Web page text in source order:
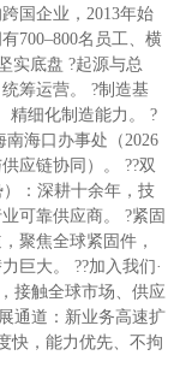
国企业，2013年始
700–800名员工、横
实底盘 ?起源与总
筹运营。 ?制造基
精细化制造能力。 ?
海口办事处（2026
应链协同）。 ??双
：深耕十余年，技
可靠供应商。 ?紧固
聚焦全球紧固件，
巨大。 ??加入我们·
接触全球市场、供应
通道：新业务高速扩
快，能力优先、不拘